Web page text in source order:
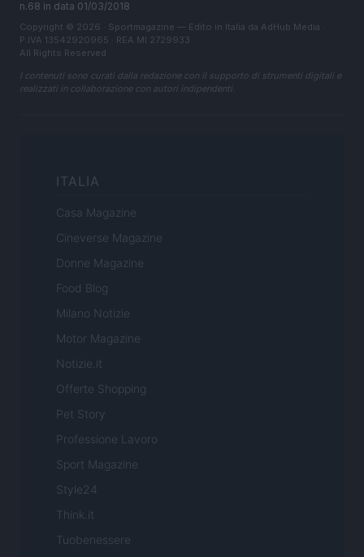
n.68 in data 01/03/2018
Copyright © 2026 · Sportmagazine — Edito in Italia da AdHub Media
P.IVA 13542920965 · REA MI 2729933
All Rights Reserved
I contenuti sono curati dalla redazione con il supporto di strumenti digitali e
realizzati in collaborazione con autori indipendenti.
ITALIA
Casa Magazine
Cineverse Magazine
Donne Magazine
Food Blog
Milano Notizie
Motor Magazine
Notizie.it
Offerte Shopping
Pet Story
Professione Lavoro
Sport Magazine
Style24
Think.it
Tuobenessere